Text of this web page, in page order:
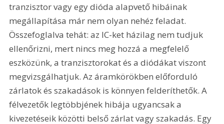
tranzisztor vagy egy dióda alapvető hibáinak
megállapítása már nem olyan nehéz feladat.
Összefoglalva tehát: az IC-ket házilag nem tudjuk
ellenőrizni, mert nincs meg hozzá a megfelelő
eszközünk, a tranzisztorokat és a diódákat viszont
megvizsgálhatjuk. Az áramkörökben előforduló
zárlatok és szakadások is könnyen felderíthetők. A
félvezetők legtöbbjének hibája ugyancsak a
kivezetéseik közötti belső zárlat vagy szakadás. Egy